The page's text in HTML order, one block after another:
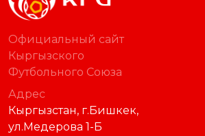
Официальный сайт
Кыргызского
Футбольного Союза
Адрес
Кыргызстан, г.Бишкек,
ул.Медерова 1-Б